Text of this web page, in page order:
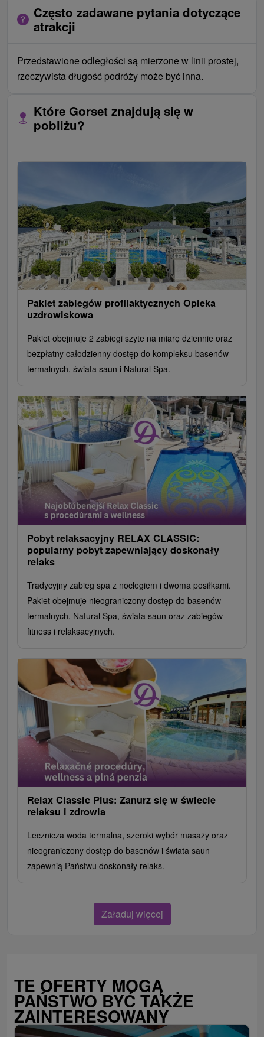
Często zadawane pytania dotyczące
atrakcji
Przedstawione odległości są mierzone w linii prostej,
rzeczywista długość podróży może być inna.
Które Gorset znajdują się w
pobliżu?
Pakiet zabiegów profilaktycznych Opieka
uzdrowiskowa
Pakiet obejmuje 2 zabiegi szyte na miarę dziennie oraz
bezpłatny całodzienny dostęp do kompleksu basenów
termalnych, świata saun i Natural Spa.
Pobyt relaksacyjny RELAX CLASSIC:
popularny pobyt zapewniający doskonały
relaks
Tradycyjny zabieg spa z noclegiem i dwoma posiłkami.
Pakiet obejmuje nieograniczony dostęp do basenów
termalnych, Natural Spa, świata saun oraz zabiegów
fitness i relaksacyjnych.
Relax Classic Plus: Zanurz się w świecie
relaksu i zdrowia
Lecznicza woda termalna, szeroki wybór masaży oraz
nieograniczony dostęp do basenów i świata saun
zapewnią Państwu doskonały relaks.
Załaduj więcej
TE OFERTY MOGĄ
PAŃSTWO BYĆ TAKŻE
ZAINTERESOWANY